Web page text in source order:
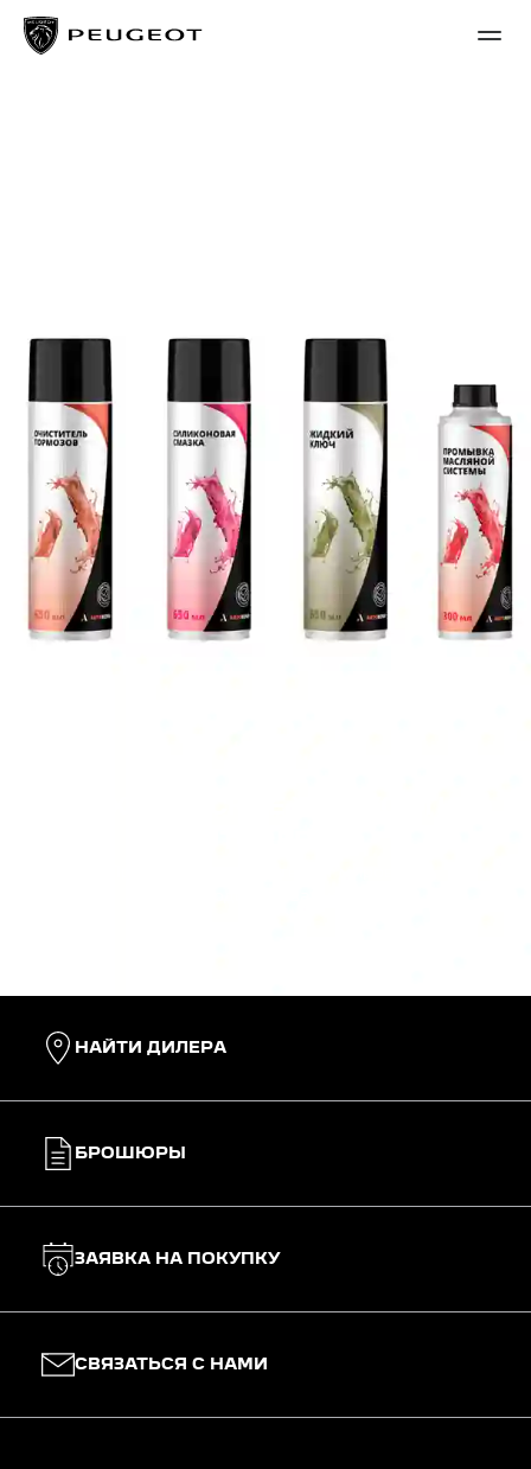
НАЙТИ ДИЛЕРА
БРОШЮРЫ
ЗАЯВКА НА ПОКУПКУ
СВЯЗАТЬСЯ С НАМИ